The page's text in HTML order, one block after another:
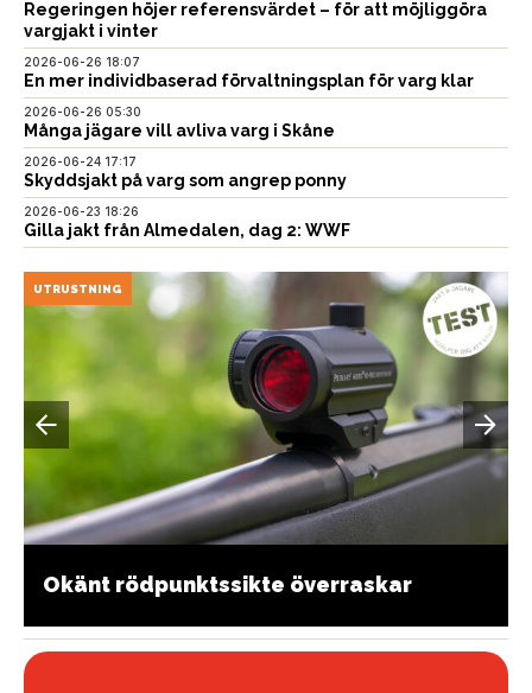
Regeringen höjer referensvärdet – för att möjliggöra
vargjakt i vinter
2026-06-26 18:07
En mer individbaserad förvaltningsplan för varg klar
2026-06-26 05:30
Många jägare vill avliva varg i Skåne
2026-06-24 17:17
Skyddsjakt på varg som angrep ponny
2026-06-23 18:26
Gilla jakt från Almedalen, dag 2: WWF
UTRUSTNING
Okänt rödpunktssikte överraskar